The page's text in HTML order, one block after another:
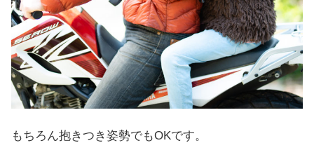
もちろん抱きつき姿勢でもOKです。